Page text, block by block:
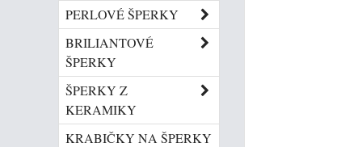
PERLOVÉ ŠPERKY
BRILIANTOVÉ
ŠPERKY
ŠPERKY Z
KERAMIKY
KRABIČKY NA ŠPERKY